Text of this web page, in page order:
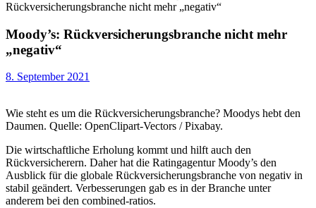
Rückversicherungsbranche nicht mehr „negativ“
Moody’s: Rückversicherungsbranche nicht mehr
„negativ“
8. September 2021
Wie steht es um die Rückversicherungsbranche? Moodys hebt den
Daumen. Quelle: OpenClipart-Vectors / Pixabay.
Die wirtschaftliche Erholung kommt und hilft auch den
Rückversicherern. Daher hat die Ratingagentur Moody’s den
Ausblick für die globale Rückversicherungsbranche von negativ in
stabil geändert. Verbesserungen gab es in der Branche unter
anderem bei den combined-ratios.